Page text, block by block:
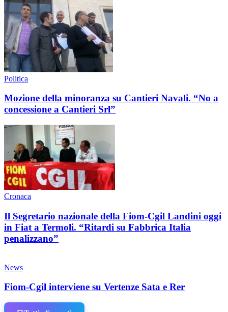
Politica
Mozione della minoranza su Cantieri Navali. “No a
concessione a Cantieri Srl”
Cronaca
Il Segretario nazionale della Fiom-Cgil Landini oggi
in Fiat a Termoli. “Ritardi su Fabbrica Italia
penalizzano”
News
Fiom-Cgil interviene su Vertenze Sata e Rer